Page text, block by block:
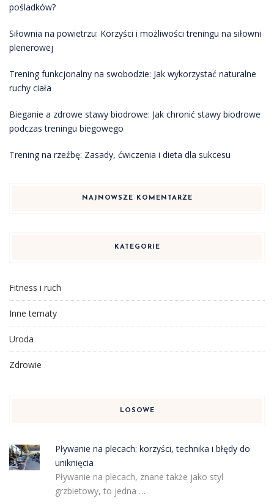
pośladków?
Siłownia na powietrzu: Korzyści i możliwości treningu na siłowni
plenerowej
Trening funkcjonalny na swobodzie: Jak wykorzystać naturalne
ruchy ciała
Bieganie a zdrowe stawy biodrowe: Jak chronić stawy biodrowe
podczas treningu biegowego
Trening na rzeźbę: Zasady, ćwiczenia i dieta dla sukcesu
NAJNOWSZE KOMENTARZE
KATEGORIE
Fitness i ruch
Inne tematy
Uroda
Zdrowie
LOSOWE
Pływanie na plecach: korzyści, technika i błędy do
uniknięcia
Pływanie na plecach, znane także jako styl
grzbietowy, to jedna …